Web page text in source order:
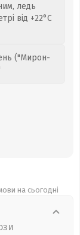
ледь
від +22°C
("Мирон-
на сьогодні